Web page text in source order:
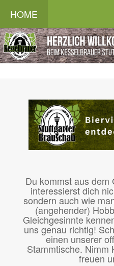
HOME
Du kommst aus
interessierst dich
sondern auch wie
(angehender)
Gleichgesinnte
uns genau richtig!
einen unserer
Stammtische.
freuen